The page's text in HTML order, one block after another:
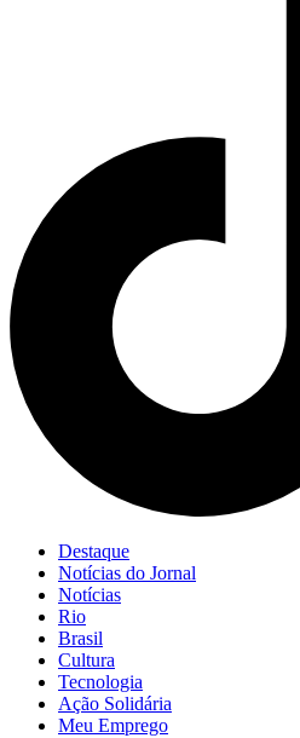
Destaque
Notícias do Jornal
Notícias
Rio
Brasil
Cultura
Tecnologia
Ação Solidária
Meu Emprego